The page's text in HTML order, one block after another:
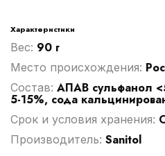
Характеристики
Вес: 90 г
Место происхождения:
Cостав: АПАВ сульфанол
5-15%, сода
Срок и условия хранения:
Производитель: Sanitol